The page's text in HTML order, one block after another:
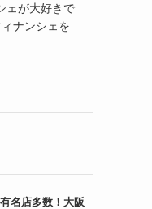
ェが大好きで
ナンシェを
有名店多数！大阪